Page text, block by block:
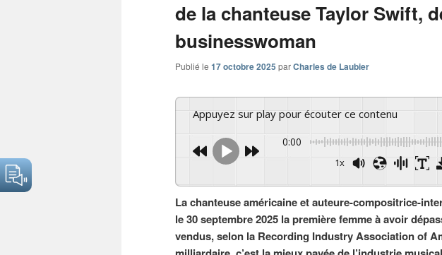
de la chanteuse Taylor Swift,
businesswoman
Publié le 17 octobre 2025 parCharles de Laubier
Appuyez sur play pour écouter ce contenu
0:00
1x
La chanteuse américaine et auteure-compositrice-
le 30 septembre 2025 la première femme à avoir
vendus, selon la Recording Industry Association of